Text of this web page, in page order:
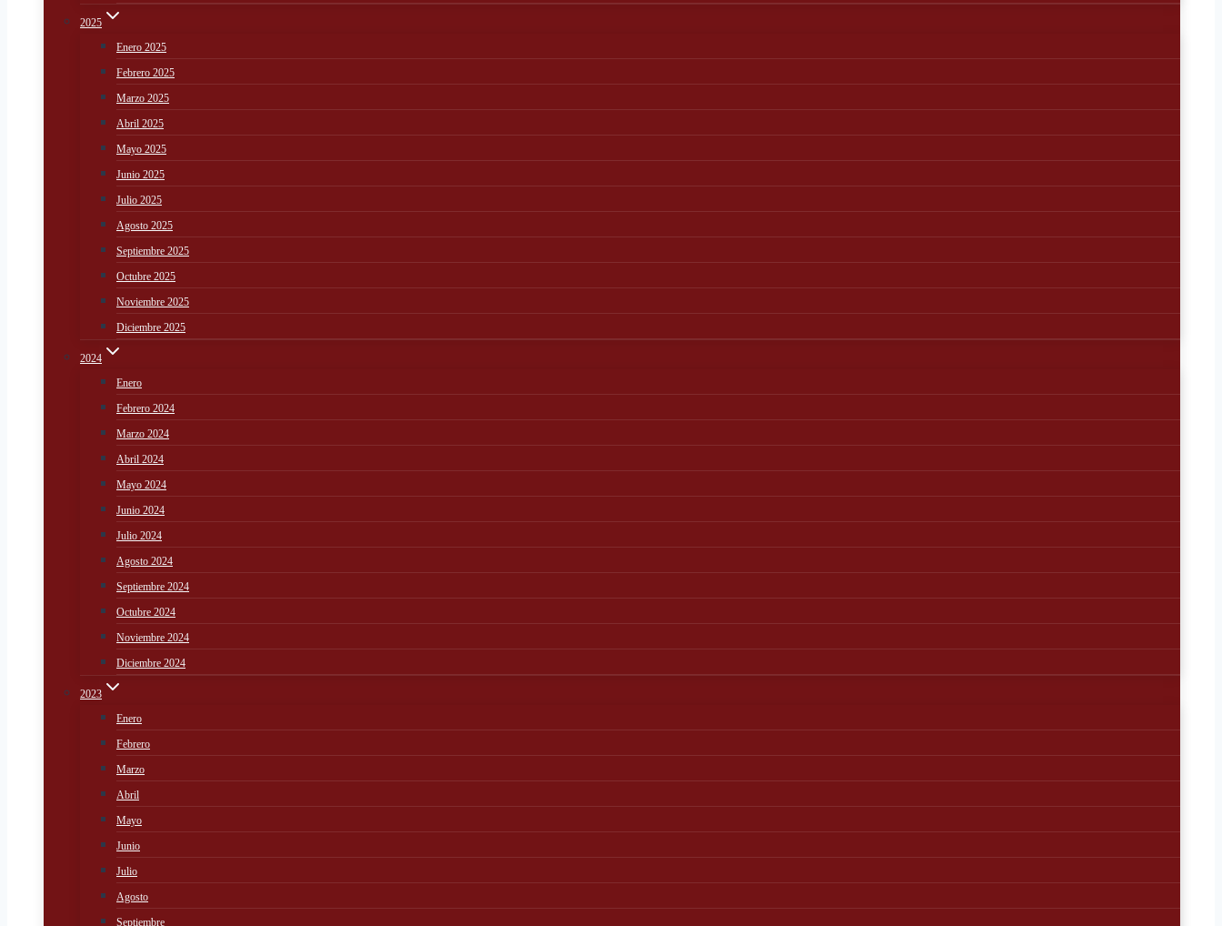
2025
Enero 2025
Febrero 2025
Marzo 2025
Abril 2025
Mayo 2025
Junio 2025
Julio 2025
Agosto 2025
Septiembre 2025
Octubre 2025
Noviembre 2025
Diciembre 2025
2024
Enero
Febrero 2024
Marzo 2024
Abril 2024
Mayo 2024
Junio 2024
Julio 2024
Agosto 2024
Septiembre 2024
Octubre 2024
Noviembre 2024
Diciembre 2024
2023
Enero
Febrero
Marzo
Abril
Mayo
Junio
Julio
Agosto
Septiembre